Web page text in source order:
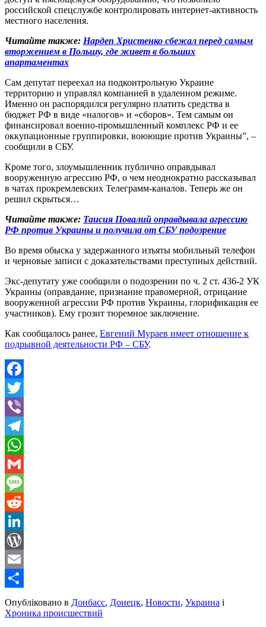
российской спецслужбе контролировать интернет-активность
местного населения.
Читайте также: Нардеп Христенко сбежал перед самым
вторжением в Польшу, где живет в больших
апартаментах
Сам депутат переехал на подконтрольную Украине
территорию и управлял компанией в удаленном режиме.
Именно он распорядился регулярно платить средства в
бюджет РФ в виде «налогов» и «сборов». Тем самым он
финансировал военно-промышленный комплекс РФ и ее
оккупационные группировки, воюющие против Украины”, –
сообщили в СБУ.
Кроме того, злоумышленник публично оправдывал
вооруженную агрессию РФ, о чем неоднократно рассказывал
в чатах прокремлевских Телеграмм-каналов. Теперь же он
решил скрыться…
Читайте также: Таисия Повалий оправдывала агрессию
РФ против Украины и получила от СБУ подозрение
Во время обыска у задержанного изъяты мобильный телефон
и черновые записи с доказательствами преступных действий.
Экс-депутату уже сообщили о подозрении по ч. 2 ст. 436-2 УК
Украины (оправдание, признание правомерной, отрицание
вооруженной агрессии РФ против Украины, глорификация ее
участников). Ему грозит тюремное заключение.
Как сообщалось ранее, Евгений Мураев имеет отношение к
подрывной деятельности РФ – СБУ.
Facebook
Twitter
Viber
Telegram
WhatsApp
Gmail
Message
Reddit
LinkedIn
WordPress
Email
Share
Опубліковано в Донбасс, Донецк, Новости, Украина і
Хроника происшествий